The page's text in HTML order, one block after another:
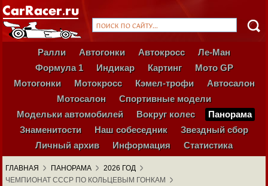
Ралли Автогонки Автокросс
Ле-Ман
Формула 1
Индикар Картинг
Мото GP
Мотогонки
Мотокросс Кэмел-трофи
Автосалон
Мотосалон
Спортивные модели
Модельки автомобилей
Вокруг колес
Панорама
Знаменитости
Наш собеседник
Звездный сбор
Личный архив
Информация Статистика
ГЛАВНАЯ ПАНОРАМА
2026 ГОД
ЧЕМПИОНАТ СССР ПО КОЛЬЦЕВЫМ ГОНКАМ